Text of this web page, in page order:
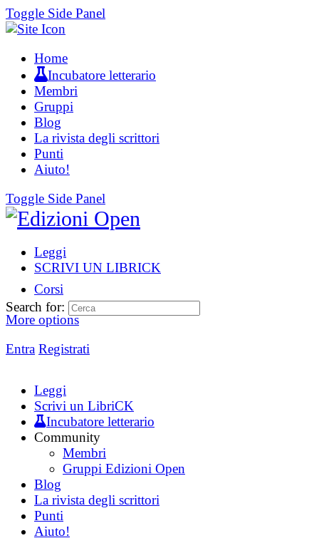
Toggle Side Panel
Home
Incubatore letterario
Membri
Gruppi
Blog
La rivista degli scrittori
Punti
Aiuto!
Toggle Side Panel
Leggi
SCRIVI UN LIBRICK
Corsi
More options
Entra Registrati
Search for:
Leggi
Scrivi un LibriCK
Incubatore letterario
Community
Membri
Gruppi Edizioni Open
Blog
La rivista degli scrittori
Punti
Aiuto!